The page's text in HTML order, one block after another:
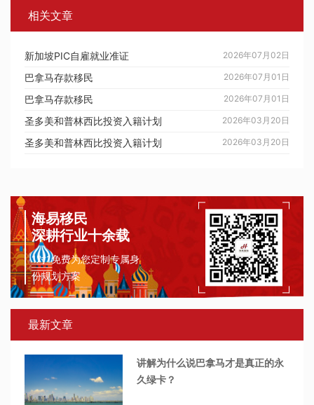
相关文章
2026年07月02日
新加坡PIC自雇就业准证
2026年07月01日
巴拿马存款移民
2026年07月01日
巴拿马存款移民
2026年03月20日
圣多美和普林西比投资入籍计划
2026年03月20日
圣多美和普林西比投资入籍计划
海易移民
深耕行业十余载
1对1免费为您定制专属身
份规划方案
最新文章
讲解为什么说巴拿马才是真正的永
久绿卡？